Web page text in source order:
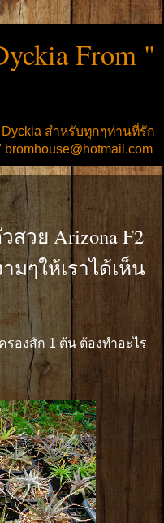
From "
สำหรับทุกๆท่านที่รัก
สวย Arizona F2
มๆให้เราได้เห็น
รองสัก 1 ต้น ต้องทำอะไร